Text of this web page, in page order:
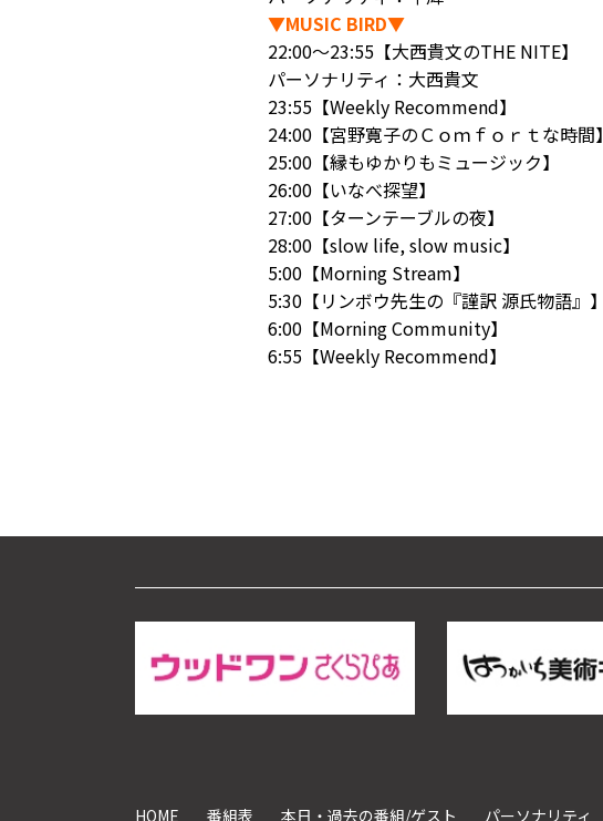
▼MUSIC BIRD▼
22:00～23:55【大西貴文のTHE NITE】
パーソナリティ：大西貴文
23:55【Weekly Recommend】
24:00【宮野寛子のＣｏｍｆｏｒｔな時間】
25:00【縁もゆかりもミュージック】
26:00【いなべ探望】
27:00【ターンテーブルの夜】
28:00【slow life, slow music】
5:00【Morning Stream】
5:30【リンボウ先生の『謹訳 源氏物語』】
6:00【Morning Community】
6:55【Weekly Recommend】
HOME 番組表 本日・過去の番組/ゲスト パーソナリティ